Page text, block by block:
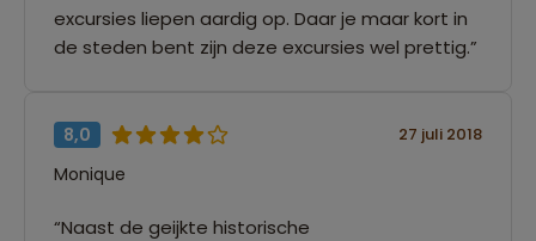
excursies liepen aardig op. Daar je maar kort in
de steden bent zijn deze excursies wel prettig.”
8,0 27 juli 2018
Monique
“Naast de geijkte historische